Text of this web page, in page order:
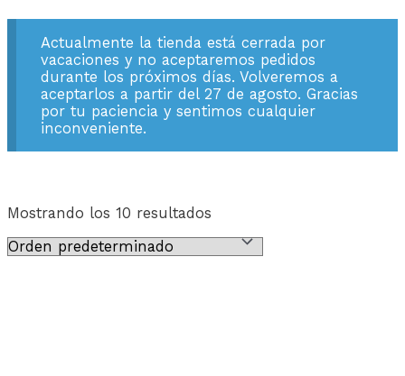
Actualmente la tienda está cerrada por
vacaciones y no aceptaremos pedidos
durante los próximos días. Volveremos a
aceptarlos a partir del 27 de agosto. Gracias
por tu paciencia y sentimos cualquier
inconveniente.
Mostrando los 10 resultados